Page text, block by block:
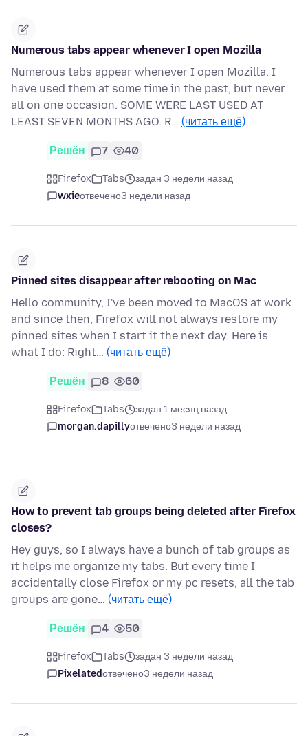
Numerous tabs appear whenever I open Mozilla
Numerous tabs appear whenever I open Mozilla. I
have used them at some time in the past, but never
all on one occasion. SOME WERE LAST USED AT
LEAST SEVEN MONTHS AGO. R… (читать ещё)
Решён 7 40
Firefox Tabs
задан 3 недели назад
wxieотвечено3 недели назад
Pinned sites disappear after rebooting on Mac
Hello community, I've been moved to MacOS at work
and since then, Firefox will not always restore my
pinned sites when I start it the next day. Here is
what I do: Right… (читать ещё)
Решён 8 60
Firefox Tabs
задан 1 месяц назад
morgan.dapillyотвечено3 недели назад
How to prevent tab groups being deleted after Firefox
closes?
Hey guys, so I always have a bunch of tab groups as
it helps me organize my tabs. But every time I
accidentally close Firefox or my pc resets, all the tab
groups are gone… (читать ещё)
Решён 4 50
Firefox Tabs
задан 3 недели назад
Pixelatedотвечено3 недели назад